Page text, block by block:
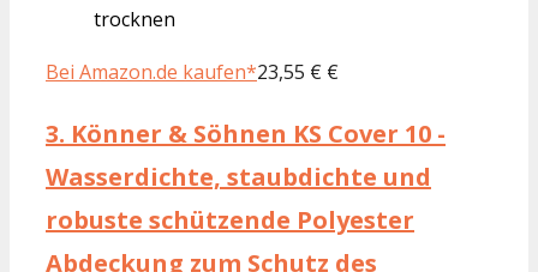
trocknen
Bei Amazon.de kaufen*23,55 € €
3. Könner & Söhnen KS Cover 10 -
Wasserdichte, staubdichte und
robuste schützende Polyester
Abdeckung zum Schutz des